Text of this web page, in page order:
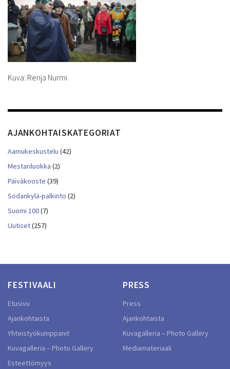
Kuva: Renja Nurmi
AJANKOHTAISKATEGORIAT
Aamukeskustelu (42)
Mestariluokka (2)
Päiväkooste (39)
Sodankylä-palkinto (2)
Suomi 100(7)
Uutiset(257)
FESTIVAALI
Etusivu
Ajankohtaista
Yhteistyökumppanit
Kuvagalleria – Photo Gallery
Esteettömyys
PRESS
Press
Ajankohtaista
Kuvagalleria – Photo Gallery
Mediamateriaali